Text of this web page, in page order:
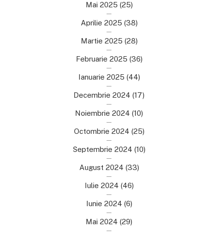
Mai 2025 (25)
Aprilie 2025 (38)
Martie 2025 (28)
Februarie 2025 (36)
Ianuarie 2025 (44)
Decembrie 2024 (17)
Noiembrie 2024 (10)
Octombrie 2024 (25)
Septembrie 2024 (10)
August 2024 (33)
Iulie 2024 (46)
Iunie 2024 (6)
Mai 2024 (29)